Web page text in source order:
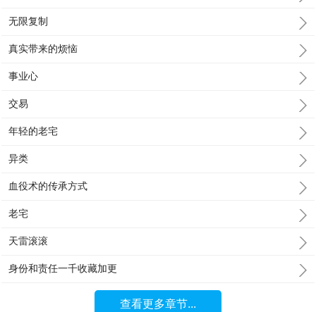
无限复制
真实带来的烦恼
事业心
交易
年轻的老宅
异类
血役术的传承方式
老宅
天雷滚滚
身份和责任一千收藏加更
查看更多章节...